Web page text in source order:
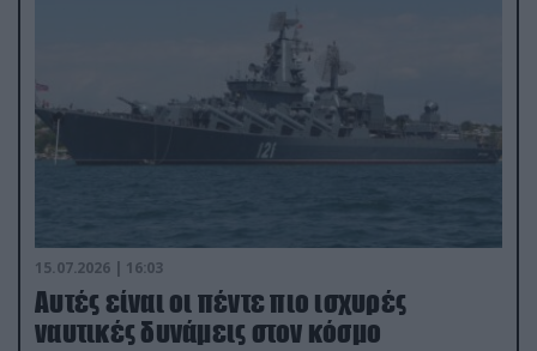
15.07.2026 | 16:03
Aυτές είναι οι πέντε πιο ισχυρές
ναυτικές δυνάμεις στον κόσμο